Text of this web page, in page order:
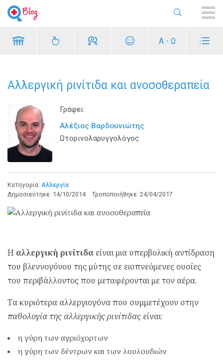
Α - Ω
Αλλεργική ρινίτιδα και ανοσοθεραπεία
Γράφει:
Αλέξιος Βαρδουνιώτης
Ωτορινολαρυγγολόγος
Κατηγορία: Αλλεργία
Δημοσιεύτηκε: 14/10/2014 Τροποποιήθηκε: 24/04/2017
Η αλλεργική ρινίτιδα είναι μια υπερβολική αντίδραση
του βλεννογόνου της μύτης σε εισπνεόμενες ουσίες
του περιβάλλοντος που μεταφέρονται με τον αέρα.
Τα κυριότερα αλλεργιογόνα που συμμετέχουν στην
παθολογία της αλλεργικής ρινίτιδας είναι:
η γύρη των αγριόχορτων
η γύρη των δέντρων και των λουλουδιών